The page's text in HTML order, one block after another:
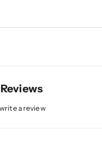
a review